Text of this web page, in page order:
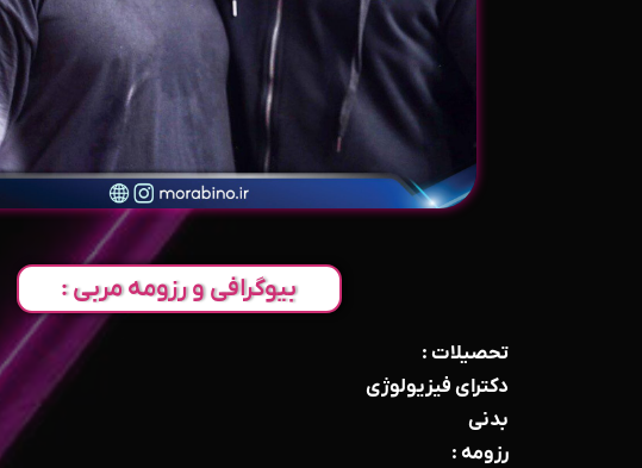
بیوگرافی و رزومه مربی :
تحصیلات :
دکترای فیزیولوژی
بدنی
رزومه :